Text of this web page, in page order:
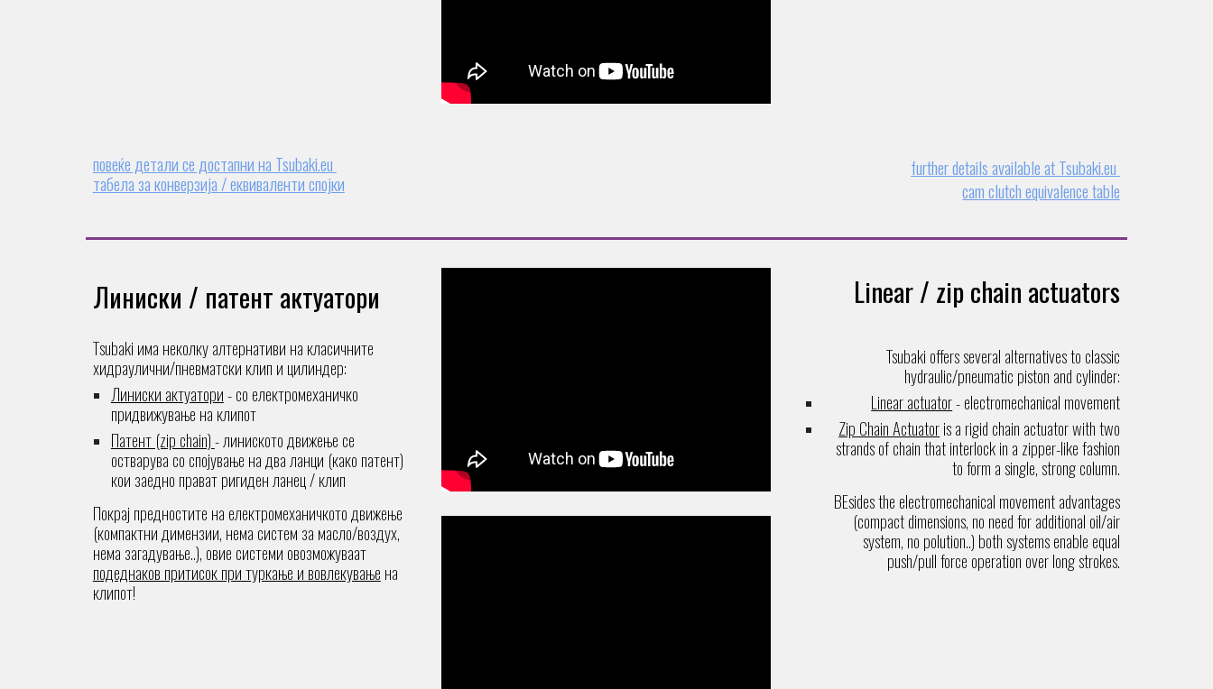
повеќе детали се достапни на Tsubaki.eu
табела за конверзија / еквиваленти спојки
further details available at Tsubaki.eu
cam clutch equivalence table
Линиски / патент актуатори
Тsubaki има неколку алтернативи на класичните
хидраулични/пневматски клип и цилиндер:
Линиски актуатори- со електромеханичко
придвижување на клипот
Патент (zip chain)- линиското движење се
остварува со спојување на два ланци (како патент)
кои заедно прават ригиден ланец / клип
Покрај предностите на електромеханичкото движење
(компактни димензии, нема систем за масло/воздух,
нема загадување..), овие системи овозможуваат
подеднаков притисок при туркање и вовлекување на
клипот!
Linear / zip chain actuators
Tsubaki offersseveral alternatives to classic
hydraulic/pneumatic piston and cylinder:
Linear actuator- electromechanical movement
Zip Chain Actuatoris a rigid chain actuator with two
strands of chain that interlock in a zipper-like fashion
to form a single, strong column.
BEsides the electromechanical movement advantages
(compact dimensions, no need for additional oil/air
system, no polution..) both systems enable equal
push/pull force operation over long strokes.